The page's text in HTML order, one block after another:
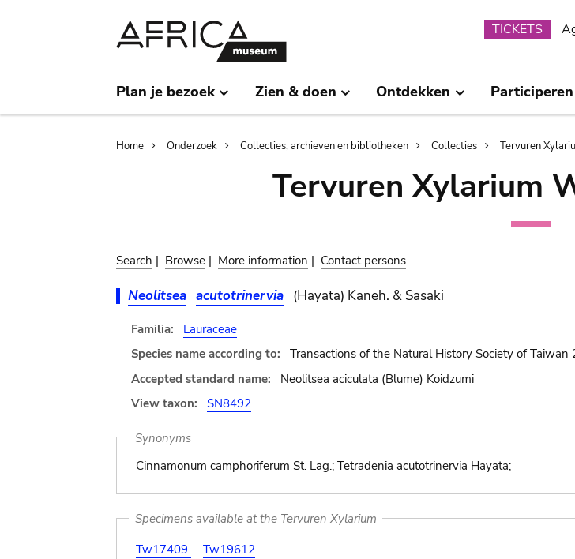
TICKETS
Plan je bezoek Zien & doen Ontdekken Participeren
Breadcrumb
Home Onderzoek Collecties, archieven en bibliotheken Collecties Tervuren
Tervuren Xylarium
Search | Browse | More information | Contact persons
Neolitsea acutotrinervia (Hayata) Kaneh. & Sasaki
Familia:
Lauraceae
Species name according to:
Transactions of the Natural History Society of Taiwan
Accepted standard name:
Neolitsea aciculata (Blume) Koidzumi
View taxon:
SN8492
Synonyms
Cinnamonum camphoriferum St. Lag.; Tetradenia acutotrinervia Hayata;
Specimens available at the Tervuren Xylarium
Tw17409
Tw19612